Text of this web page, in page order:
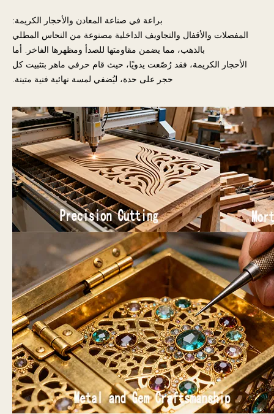
براعة في صناعة المعادن والأحجار الكريمة:
المفصلات والأقفال والتجاويف الداخلية مصنوعة من النحاس المطلي
بالذهب، مما يضمن مقاومتها للصدأ ومظهرها الفاخر. أما
الأحجار الكريمة، فقد رُصّعت يدويًا، حيث قام حرفي ماهر بتثبيت كل
حجر على حدة، ليُضفي لمسة نهائية فنية متينة.